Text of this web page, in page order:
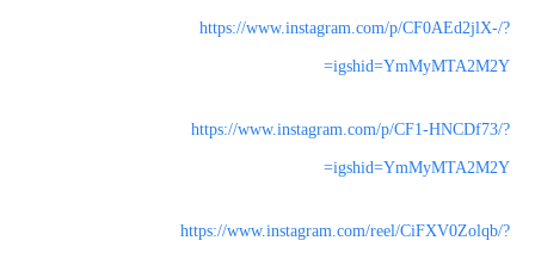
https://www.instagram.com/p/CF0AEd2jlX-/?
igshid=YmMyMTA2M2Y=
https://www.instagram.com/p/CF1-HNCDf73/?
igshid=YmMyMTA2M2Y=
https://www.instagram.com/reel/CiFXV0Zolqb/?